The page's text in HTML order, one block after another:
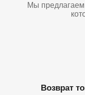
Мы предлагаем
Возврат